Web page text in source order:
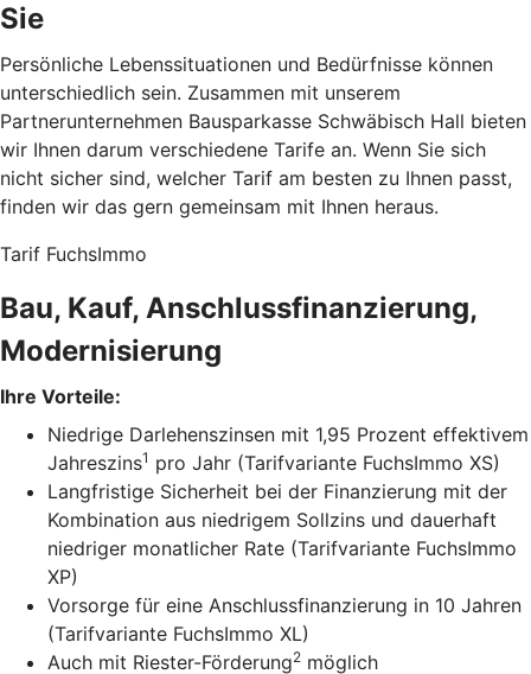
Sie
Persönliche Lebenssituationen und Bedürfnisse können
unterschiedlich sein. Zusammen mit unserem
Partnerunternehmen Bausparkasse Schwäbisch Hall bieten
wir Ihnen darum verschiedene Tarife an. Wenn Sie sich
nicht sicher sind, welcher Tarif am besten zu Ihnen passt,
finden wir das gern gemeinsam mit Ihnen heraus.
Tarif FuchsImmo
Bau, Kauf, Anschlussfinanzierung,
Modernisierung
Ihre Vorteile:
Niedrige Darlehenszinsen mit 1,95 Prozent effektivem
Jahreszins1 pro Jahr (Tarifvariante FuchsImmo XS)
Langfristige Sicherheit bei der Finanzierung mit der
Kombination aus niedrigem Sollzins und dauerhaft
niedriger monatlicher Rate (Tarifvariante FuchsImmo
XP)
Vorsorge für eine Anschlussfinanzierung in 10 Jahren
(Tarifvariante FuchsImmo XL)
Auch mit Riester-Förderung2 möglich